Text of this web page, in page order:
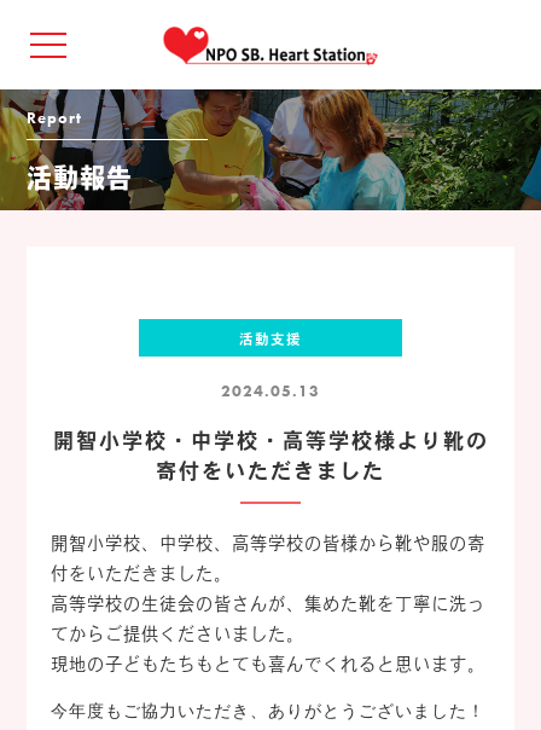
Report
活動報告
活動支援
2024.05.13
開智小学校・中学校・高等学校様より靴の
寄付をいただきました
開智小学校、中学校、高等学校の皆様から靴や服の寄
付をいただきました。
高等学校の生徒会の皆さんが、集めた靴を丁寧に洗っ
てからご提供くださいました。
現地の子どもたちもとても喜んでくれると思います。
今年度もご協力いただき、ありがとうございました！